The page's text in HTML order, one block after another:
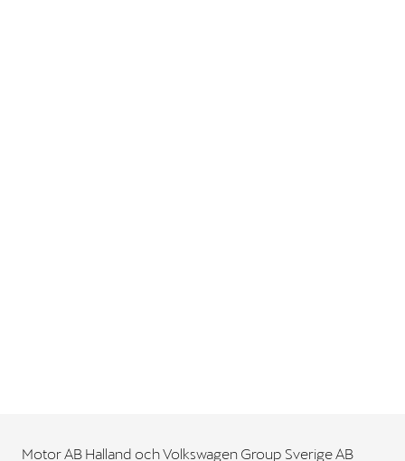
Motor AB Halland och Volkswagen Group Sverige AB